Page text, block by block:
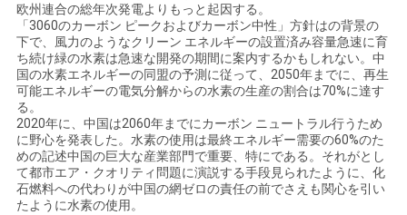
NEWS
地
図
プ
欧州連合の総年次発電よりもっと起因する。
「3060のカーボン ピークおよびカーボン中性」方針はの背景の
下で、風力のようなクリーン エネルギーの設置済み容量急速に育
ち続け緑の水素は急速な開発の期間に案内するかもしれない。中
国の水素エネルギーの同盟の予測に従って、2050年までに、再生
可能エネルギーの電気分解からの水素の生産の割合は70%に達す
る。
2020年に、中国は2060年までにカーボン ニュートラル行うため
に野心を発表した。水素の使用は最終エネルギー需要の60%のた
めの記述中国の巨大な産業部門で重要、特にである。それがとし
て都市エア・クオリティ問題に演説する手段見られたように、化
石燃料への代わりが中国の網ゼロの責任の前でさえも関心を引い
たように水素の使用。